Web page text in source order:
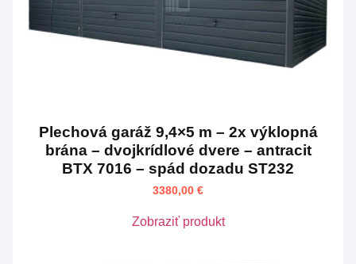
Plechová garáž 9,4×5 m – 2x výklopná
brána – dvojkrídlové dvere – antracit
BTX 7016 – spád dozadu ST232
3380,00 €
Zobraziť produkt